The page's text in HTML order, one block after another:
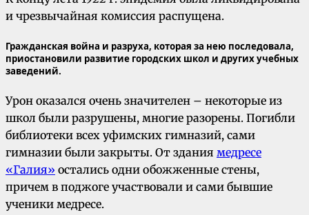
и чрезвычайная комиссия распущена.
Гражданская война и разруха, которая за нею последовала,
приостановили развитие городских школ и других учебных
заведений.
Урон оказался очень значителен – некоторые из
школ были разрушены, многие разорены. Погибли
библиотеки всех уфимских гимназий, сами
гимназии были закрыты. От здания медресе
«Галия» остались одни обожженные стены,
причем в поджоге участвовали и сами бывшие
ученики медресе.